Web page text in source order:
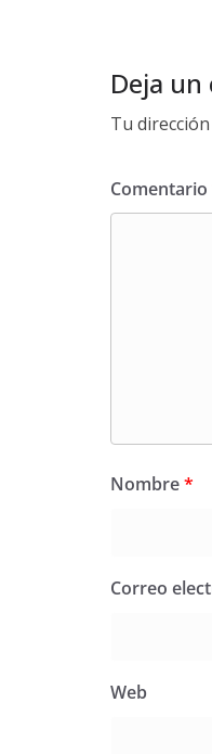
Deja
Tu
Comentario
Nombre*
Correo
Web